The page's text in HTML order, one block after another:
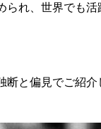
れ、世界でも
と偏見でご紹介